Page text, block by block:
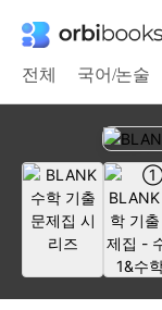
전체 국어/논술